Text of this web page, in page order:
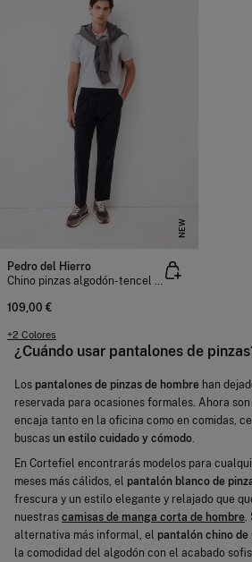
NEW
Pedro del Hierro
Chino pinzas algodón-tencel tapered
109,00 €
+2 Colores
¿Cuándo usar pantalones de
Los pantalones de pinzas de hombre han
reservada para ocasiones formales. Ahora
encaja tanto en la oficina como en comidas,
buscas un estilo cuidado y cómodo.
En Cortefiel encontrarás modelos para
meses más cálidos, el pantalón blanco de
frescura y un estilo elegante y relajado que
nuestras camisas de manga corta de hombre.
alternativa más informal, el pantalón chino de
la comodidad del algodón con el acabado